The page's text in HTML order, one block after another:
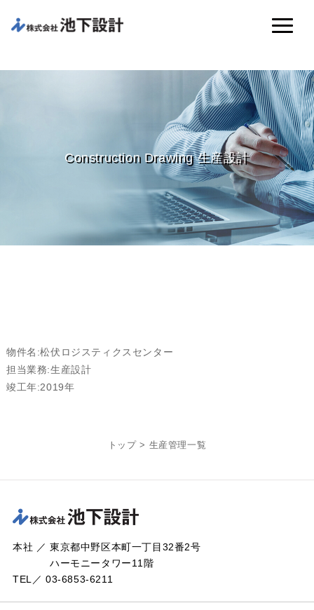
Construction Drawing 生産設計
物件名:松伏ロジスティクスセンター
担当業務:生産設計
竣工年:2019年
トップ > 生産管理一覧
本社 ／ 東京都中野区本町一丁目32番2号
ハーモニータワー11階
TEL／ 03-6853-6211